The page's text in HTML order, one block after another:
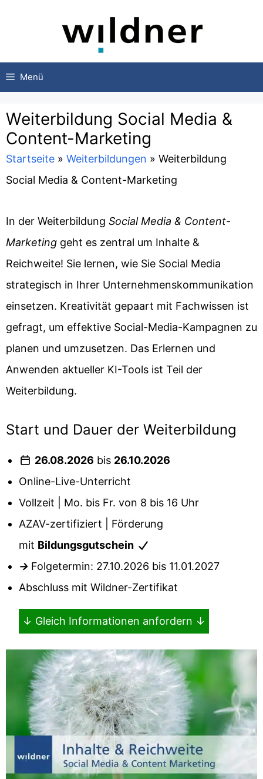
Menü
Weiterbildung Social Media &
Content-Marketing
Startseite » Weiterbildungen » Weiterbildung
Social Media & Content-Marketing
In der Weiterbildung Social Media & Content-
Marketing geht es zentral um Inhalte &
Reichweite! Sie lernen, wie Sie Social Media
strategisch in Ihrer Unternehmenskommunikation
einsetzen. Kreativität gepaart mit Fachwissen ist
gefragt, um effektive Social-Media-Kampagnen zu
planen und umzusetzen. Das Erlernen und
Anwenden aktueller KI-Tools ist Teil der
Weiterbildung.
Start und Dauer der Weiterbildung
26.08.2026 bis 26.10.2026
Online-Live-Unterricht
Vollzeit | Mo. bis Fr. von 8 bis 16 Uhr
AZAV-zertifiziert | Förderung
mit Bildungsgutschein
→ Folgetermin: 27.10.2026 bis 11.01.2027
Abschluss mit Wildner-Zertifikat
↓ Gleich Informationen anfordern ↓